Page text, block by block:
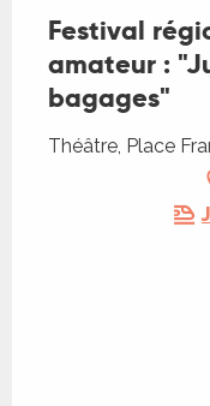
Festival
amateur :
bagages"
Théâtre, Place